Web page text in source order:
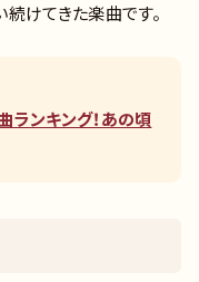
続けてきた楽曲です。
ランキング！あの頃